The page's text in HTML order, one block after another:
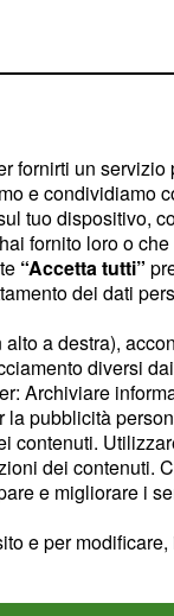
fornirti un
e condividiamo
tuo dispositivo,
fornito loro o
“Accetta tutti”
dei dati
alto a destra),
diversi
Archiviare
pubblicità
dei contenuti.
e migliorare i
e per